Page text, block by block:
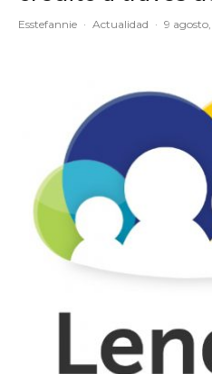
Esstefannie · Actualidad · 9